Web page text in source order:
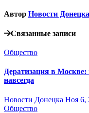
Автор Новости Донецка
Связанные записи
Общество
Дератизация в Москве:
навсегда
Новости Донецка Ноя 6,
Общество